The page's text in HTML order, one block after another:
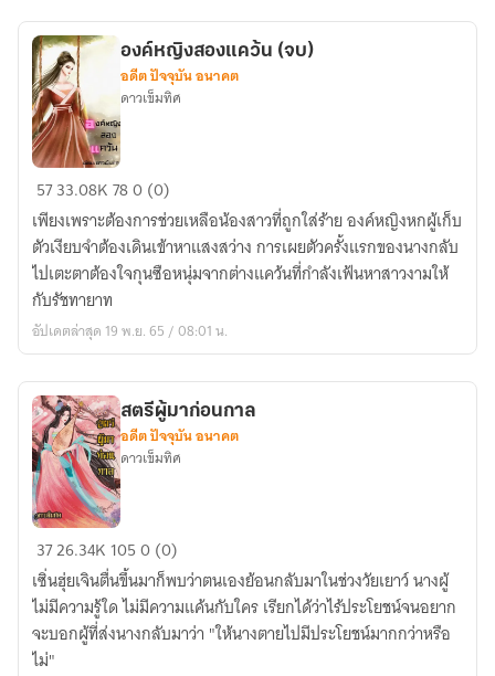
องค์
หญิง
สอง
แคว้น
(จบ)
องค์หญิงสองแคว้น (จบ)
อดีต ปัจจุบัน อนาคต
ดาวเข็มทิศ
5733.08K780 (0)
เพียงเพราะต้องการช่วยเหลือน้องสาวที่ถูกใส่ร้าย องค์หญิงหกผู้เก็บ
ตัวเงียบจำต้องเดินเข้าหาแสงสว่าง การเผยตัวครั้งแรกของนางกลับ
ไปเตะตาต้องใจกุนซือหนุ่มจากต่างแคว้นที่กำลังเฟ้นหาสาวงามให้
กับรัชทายาท
อัปเดตล่าสุด 19 พ.ย. 65 / 08:01 น.
สตรี
ผู้
มา
ก่อน
กาล
สตรีผู้มาก่อนกาล
อดีต ปัจจุบัน อนาคต
ดาวเข็มทิศ
3726.34K 1050 (0)
เซิ่นฮุ่ยเจินตื่นขึ้นมาก็พบว่าตนเองย้อนกลับมาในช่วงวัยเยาว์ นางผู้
ไม่มีความรู้ใด ไม่มีความแค้นกับใคร เรียกได้ว่าไร้ประโยชน์จนอยาก
จะบอกผู้ที่ส่งนางกลับมาว่า "ให้นางตายไปมีประโยชน์มากกว่าหรือ
ไม่"